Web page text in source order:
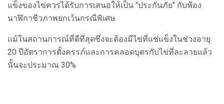
แข็งของไข่ควรได้รับการเสนอให้เป็น "ประกันภัย" กับฟ้อง
นาฬิกาชีวภาพยกเว้นกรณีพิเศษ
แม้ในสถานการณ์ที่ดีที่สุดซึ่งจะต้องมีไข่ที่แช่แข็งในช่วงอายุ
20 ปีอัตราการตั้งครรภ์และการคลอดบุตรกับไข่ที่ละลายแล้ว
นั้นจะประมาณ 30%